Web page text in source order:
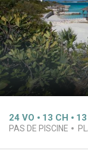
24 VO 13 CH 13
PAS DE PISCINE